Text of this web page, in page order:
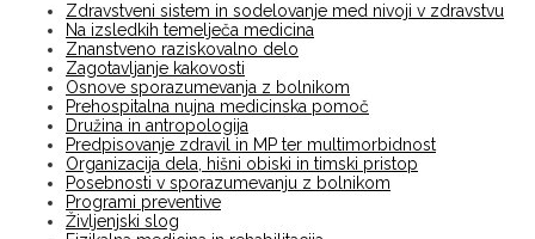
Zdravstveni sistem in sodelovanje med nivoji v zdravstvu
Na izsledkih temelječa medicina
Znanstveno raziskovalno delo
Zagotavljanje kakovosti
Osnove sporazumevanja z bolnikom
Prehospitalna nujna medicinska pomoč
Družina in antropologija
Predpisovanje zdravil in MP ter multimorbidnost
Organizacija dela, hišni obiski in timski pristop
Posebnosti v sporazumevanju z bolnikom
Programi preventive
Življenjski slog